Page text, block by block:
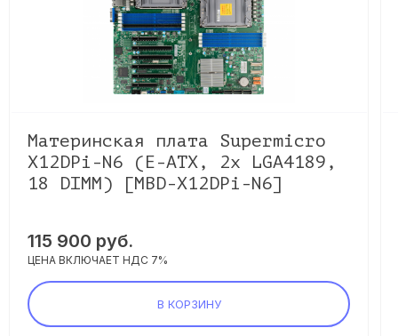
Материнская плата Supermicro
X12DPi-N6 (E-ATX, 2x LGA4189,
18 DIMM) [MBD-X12DPi-N6]
115 900 руб.
ЦЕНА ВКЛЮЧАЕТ НДС 7%
В КОРЗИНУ